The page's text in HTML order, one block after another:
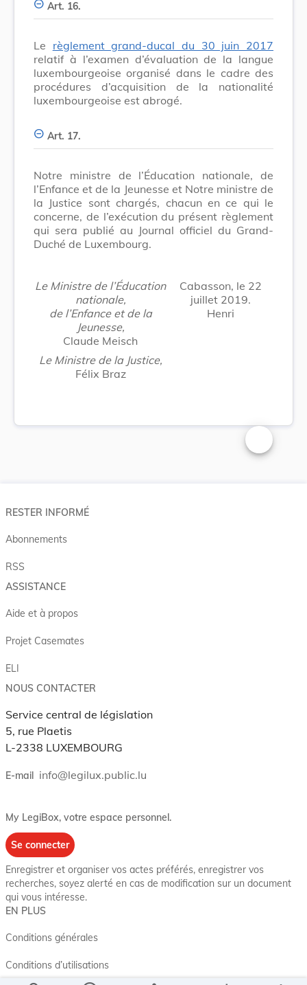
Art. 16.
Le règlement grand-ducal du 30 juin 2017
relatif à l’examen d’évaluation de la langue
luxembourgeoise organisé dans le cadre des
procédures d’acquisition de la nationalité
luxembourgeoise est abrogé.
Art. 17.
Notre ministre de l’Éducation nationale, de
l’Enfance et de la Jeunesse et Notre ministre de
la Justice sont chargés, chacun en ce qui le
concerne, de l’exécution du présent règlement
qui sera publié au Journal officiel du Grand-
Duché de Luxembourg.
Le Ministre de l’Éducation
nationale,
de l’Enfance et de la
Jeunesse,
Claude Meisch
Le Ministre de la Justice,
Félix Braz
Cabasson, le 22
juillet 2019.
Henri
Changer la
RESTER INFORMÉ
Abonnements
RSS
ASSISTANCE
Aide et à propos
Projet Casemates
ELI
NOUS CONTACTER
Service central de législation
5, rue Plaetis
L-2338 LUXEMBOURG
E-mail info@legilux.public.lu
My LegiBox, votre espace personnel.
Se connecter
Enregistrer et organiser vos actes préférés, enregistrer vos
recherches, soyez alerté en cas de modification sur un document
qui vous intéresse.
EN PLUS
Conditions générales
Conditions d’utilisations